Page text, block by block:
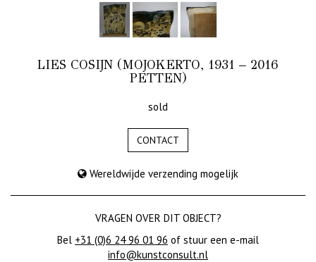
LIES COSIJN (MOJOKERTO, 1931 – 2016
PETTEN)
sold
CONTACT
Wereldwijde verzending mogelijk
VRAGEN OVER DIT OBJECT?
Bel +31 (0)6 24 96 01 96 of stuur een e-mail
info@kunstconsult.nl